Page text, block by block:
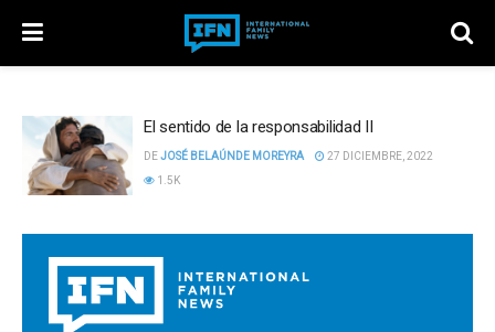
El sentido de la responsabilidad II
DEJOSÉ BELAÚNDE MOREYRA
27 DICIEMBRE, 2022
1.5K